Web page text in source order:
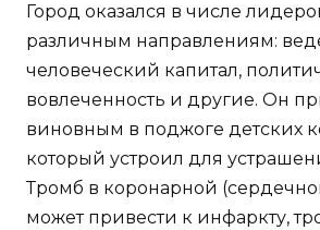
Город оказался в числе
различным направлениям:
человеческий капитал,
вовлеченность и другие. Он
виновным в поджоге детских
который устроил для
Тромб в коронарной
может привести к инфаркту,